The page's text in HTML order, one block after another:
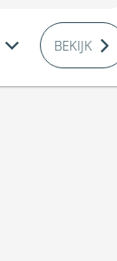
BEKIJK